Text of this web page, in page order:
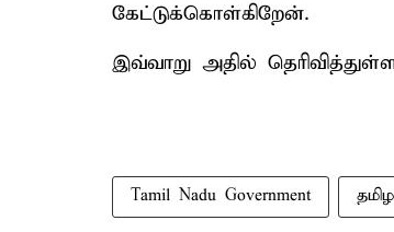
கேட்டுக்கொள்கிறேன்.
இவ்வாறு அதில்
Tamil Nadu Government